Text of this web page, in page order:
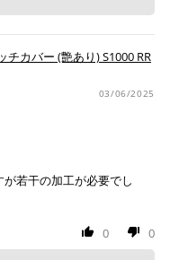
カバー (艶あり) S1000 RR
03/06/2025
若干の加工が必要でし
0 0